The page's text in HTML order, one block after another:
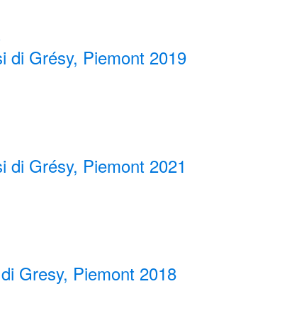
di Grésy, Piemont 2019
di Grésy, Piemont 2021
Gresy, Piemont 2018